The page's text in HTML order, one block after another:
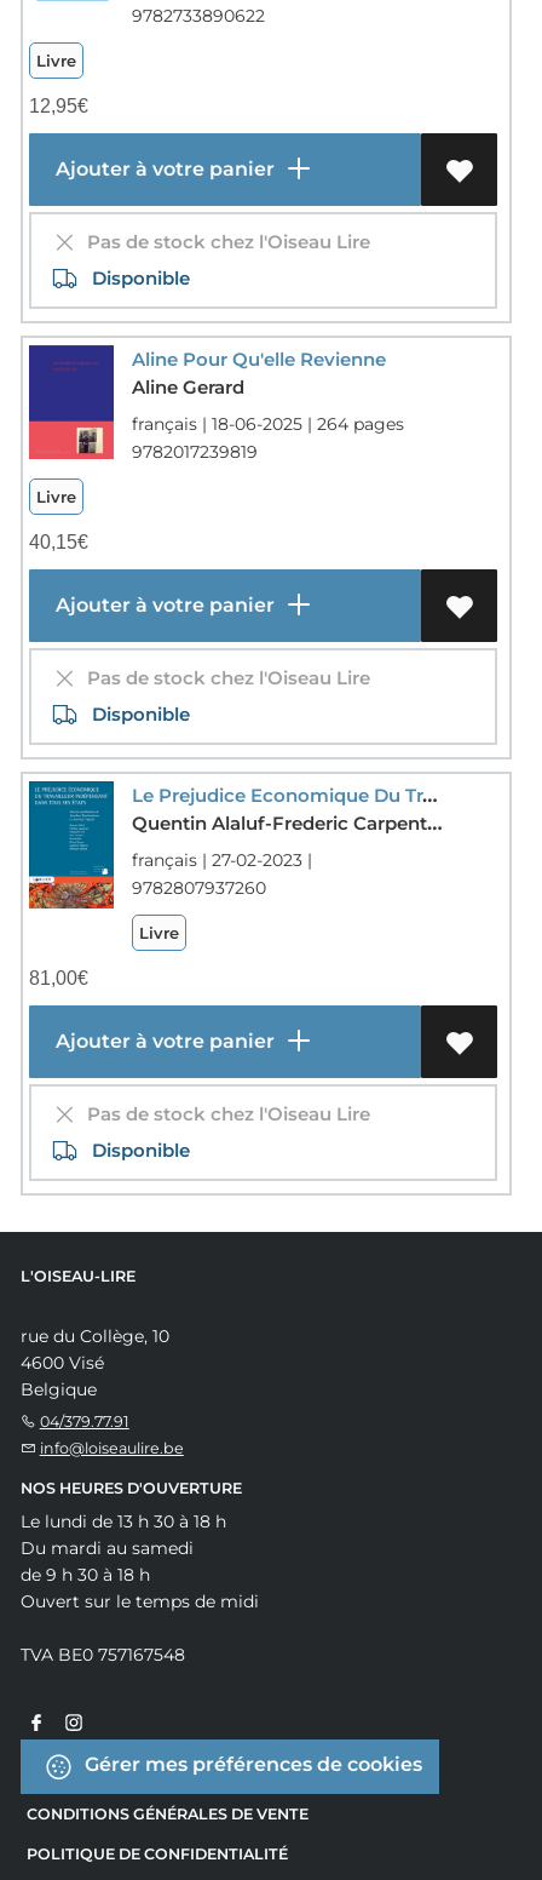
9782733890622
Livre
12,95€
Ajouter à votre panier
Pas de stock chez l'Oiseau Lire
Disponible
Aline Pour Qu'elle Revienne
Aline Gerard
français | 18-06-2025 | 264 pages
9782017239819
Livre
40,15€
Ajouter à votre panier
Pas de stock chez l'Oiseau Lire
Disponible
Le Prejudice Economique Du Travailleur Independant Dans Tous Ses Etats
Quentin Alaluf-Frederic Carpentier-Emanuele Ceci-Aline Charlier-Anouk Gille-Gerard Kuyper-Catherine Melotte-Miche
français | 27-02-2023 |
9782807937260
Livre
81,00€
Ajouter à votre panier
Pas de stock chez l'Oiseau Lire
Disponible
L'OISEAU-LIRE
rue du Collège, 10
4600 Visé
Belgique
04/379.77.91
info@loiseaulire.be
NOS HEURES D'OUVERTURE
Le lundi de 13 h 30 à 18 h
Du mardi au samedi
de 9 h 30 à 18 h
Ouvert sur le temps de midi
TVA BE0 757167548
Gérer mes préférences de cookies
CONDITIONS GÉNÉRALES DE VENTE
POLITIQUE DE CONFIDENTIALITÉ